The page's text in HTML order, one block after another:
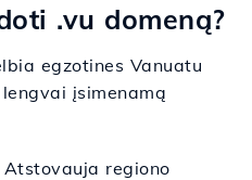
.vu domeną?
egzotines Vanuatu
įsimenamą
Atstovauja regiono